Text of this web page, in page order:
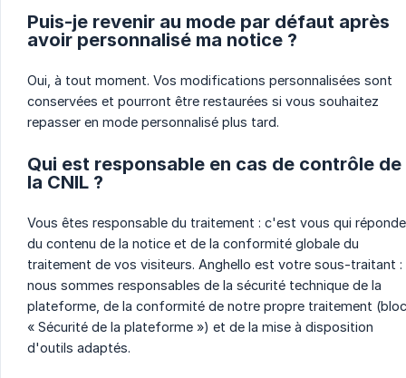
Puis-je revenir au mode par défaut après
avoir personnalisé ma notice ?
Oui, à tout moment. Vos modifications personnalisées sont
conservées et pourront être restaurées si vous souhaitez
repasser en mode personnalisé plus tard.
Qui est responsable en cas de contrôle de
la CNIL ?
Vous êtes responsable du traitement : c'est vous qui
du contenu de la notice et de la conformité globale du
traitement de vos visiteurs. Anghello est votre sous-traitant :
nous sommes responsables de la sécurité technique de la
plateforme, de la conformité de notre propre traitement (bloc
« Sécurité de la plateforme ») et de la mise à disposition
d'outils adaptés.